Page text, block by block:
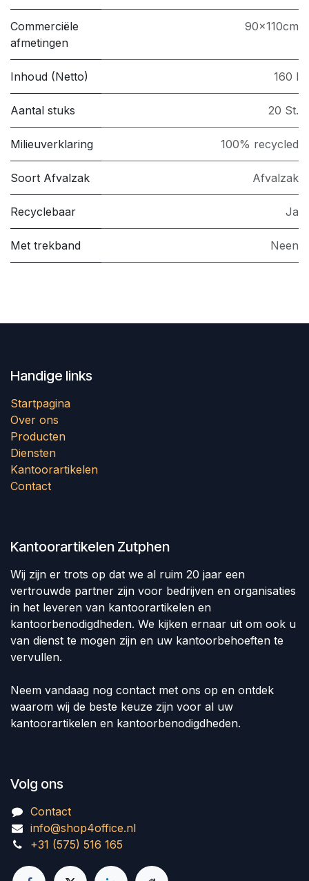
Commerciële
afmetingen
90x110cm
Inhoud (Netto) 160 l
Aantal stuks 20 St.
Milieuverklaring 100% recycled
Soort Afvalzak Afvalzak
Recyclebaar Ja
Met trekband Neen
Handige links
Startpagina
Over ons
Producten
Diensten
Kantoorartikelen
Contact
Kantoorartikelen Zutphen
Wij zijn er trots op dat we al ruim 20 jaar een
vertrouwde partner zijn voor bedrijven en organisaties
in het leveren van kantoorartikelen en
kantoorbenodigdheden. We kijken ernaar uit om ook u
van dienst te mogen zijn en uw kantoorbehoeften te
vervullen.
Neem vandaag nog contact met ons op en ontdek
waarom wij de beste keuze zijn voor al uw
kantoorartikelen en kantoorbenodigdheden.
Volg ons
Contact
info@shop4office.nl
+31 (575) 516 165